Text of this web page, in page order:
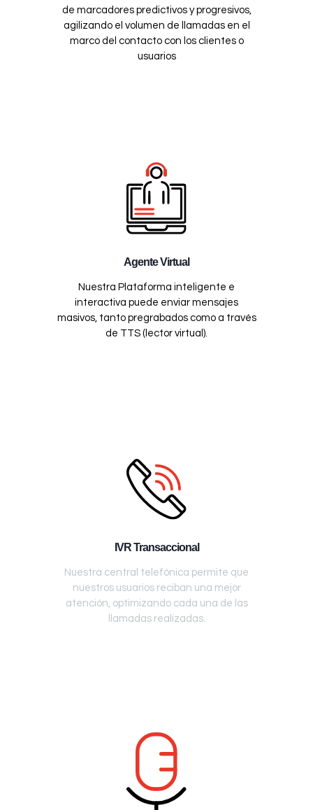
de marcadores predictivos y progresivos,
agilizando el volumen de llamadas en el
marco del contacto con los clientes o
usuarios
Agente Virtual
Nuestra Plataforma inteligente e
interactiva puede enviar mensajes
masivos, tanto pregrabados como a través
de TTS (lector virtual).
IVR Transaccional
Nuestra central telefónica permite que
nuestros usuarios reciban una mejor
atención, optimizando cada una de las
llamadas realizadas.